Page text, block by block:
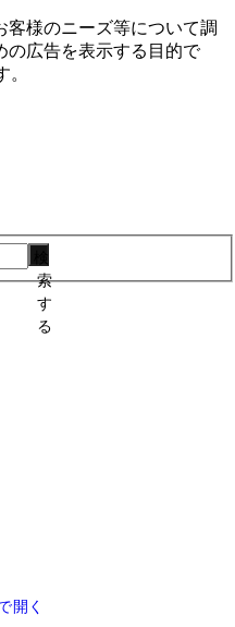
客様のニーズ等について調
の広告を表⽰する⽬的で
索
す
る
開く